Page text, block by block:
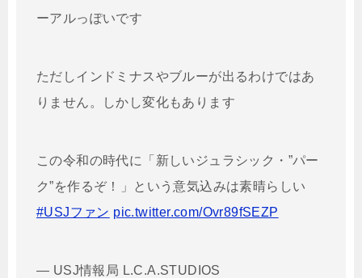
ーアルっぽいです
ただしインドミナスやブルーが出るわけではあ
りません。しかし変化もあります
この令和の時代に「新しいジュラシック・”パー
ク”を作るぞ！」という意気込みは素晴らしい
#USJファン pic.twitter.com/Ovr89fSEZP
— USJ情報局 L.C.A.STUDIOS